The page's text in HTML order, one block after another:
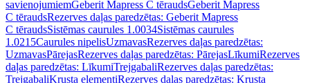
savienojumiemGeberit Mapress C tēraudsGeberit Mapress
C tēraudsRezerves daļas paredzētas: Geberit Mapress
C tēraudsSistēmas caurules 1.0034Sistēmas caurules
1.0215Caurules nipelisUzmavasRezerves daļas paredzētas:
UzmavasPārejasRezerves daļas paredzētas: PārejasLīkumiRezerves
daļas paredzētas: LīkumiTrejgabaliRezerves daļas paredzētas:
TrejgabaliKrusta elementiRezerves daļas paredzētas: Krusta